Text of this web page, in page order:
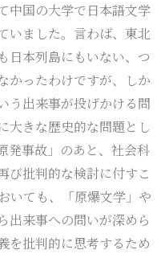
中国の大学で日本語文学
いました。言わば、東北
日本列島にもいない、つ
かったわけですが、しか
う出来事が投げかける問
大きな歴史的な問題とし
発事故」のあと、社会科
び批判的な検討に付すこ
いても、「原爆文学」や
出来事への問いが深めら
を批判的に思考するため